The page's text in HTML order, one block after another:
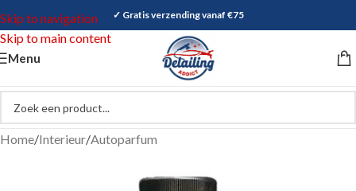
Skip to navigation
Skip to main content
✓ Gratis verzending vanaf €75
Menu
Home/Interieur/Autoparfum